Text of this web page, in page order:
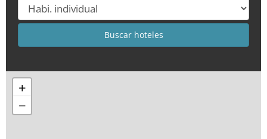
+
−